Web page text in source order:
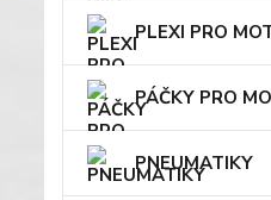
PLEXI PRO
PÁČKY PRO
PNEUMATIKY